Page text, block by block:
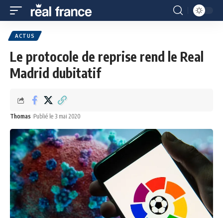
ACTUS
Le protocole de reprise rend le Real
Madrid dubitatif
Thomas Publié le 3 mai 2020